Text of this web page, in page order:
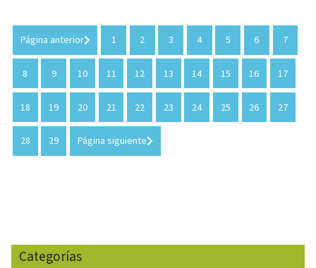
Página anterior 1 2 3 4 5 6 7
8 9 10 11 12 13 14 15 16 17
18 19 20 21 22 23 24 25 26 27
28 29 Página siguiente
Categorías